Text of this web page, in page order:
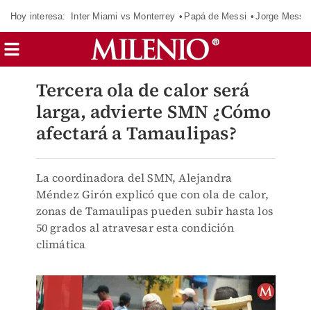
Hoy interesa: Inter Miami vs Monterrey Papá de Messi Jorge Messi
Tercera ola de calor será
larga, advierte SMN ¿Cómo
afectará a Tamaulipas?
La coordinadora del SMN, Alejandra
Méndez Girón explicó que con ola de calor,
zonas de Tamaulipas pueden subir hasta los
50 grados al atravesar esta condición
climática